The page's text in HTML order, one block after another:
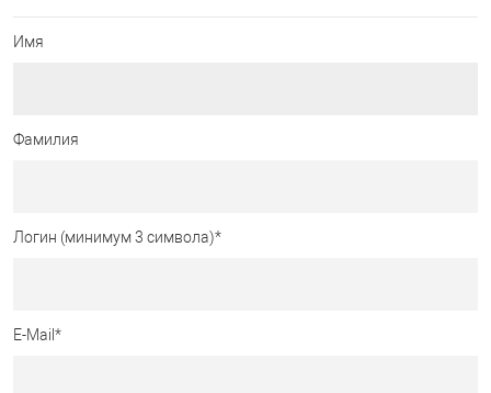
Имя
Фамилия
Логин (минимум 3 символа)*
E-Mail *